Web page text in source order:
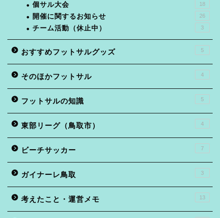
個サル大会 18
開催に関するお知らせ 26
チーム活動（休止中） 3
おすすめフットサルグッズ 5
そのほかフットサル 4
フットサルの知識 5
東部リーグ（鳥取市） 4
ビーチサッカー 7
ガイナーレ鳥取 3
考えたこと・運営メモ 13